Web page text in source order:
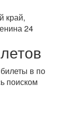
край,
24
в по
поиском